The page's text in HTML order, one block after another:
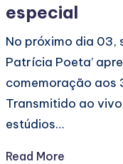
especial
No próximo dia 03,
Patrícia Poeta’
comemoração aos
Transmitido ao
estúdios…
Read More